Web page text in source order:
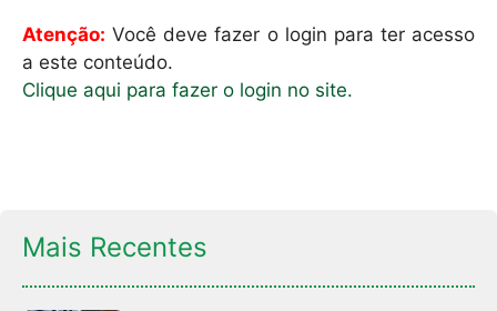
Atenção: Você deve fazer o login para ter acesso
a este conteúdo.
Clique aqui para fazer o login no site.
Mais Recentes